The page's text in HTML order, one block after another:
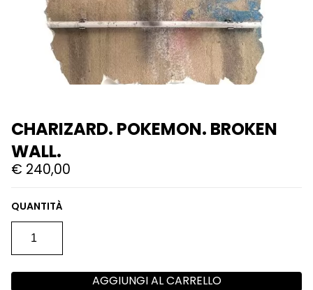
CHARIZARD. POKEMON. BROKEN
WALL.
€ 240,00
CHARIZARD.
POKEMON.
QUANTITÀ
AGGIUNGI AL CARRELLO